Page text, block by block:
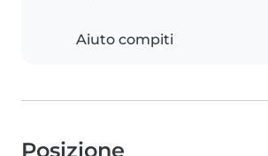
Aiuto compiti
Posizione